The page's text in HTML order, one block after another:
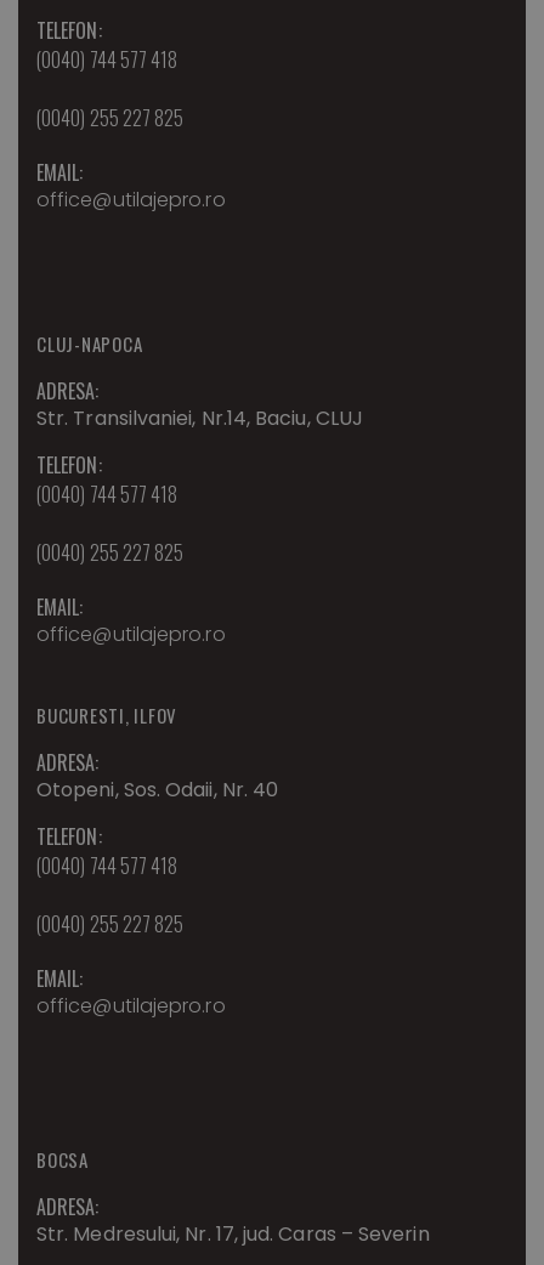
TELEFON:
(0040) 744 577 418
(0040) 255 227 825
EMAIL:
office@utilajepro.ro
CLUJ-NAPOCA
ADRESA:
Str. Transilvaniei, Nr.14, Baciu, CLUJ
TELEFON:
(0040) 744 577 418
(0040) 255 227 825
EMAIL:
office@utilajepro.ro
BUCURESTI, ILFOV
ADRESA:
Otopeni, Sos. Odaii, Nr. 40
TELEFON:
(0040) 744 577 418
(0040) 255 227 825
EMAIL:
office@utilajepro.ro
BOCSA
ADRESA:
Str. Medresului, Nr. 17, jud. Caras – Severin